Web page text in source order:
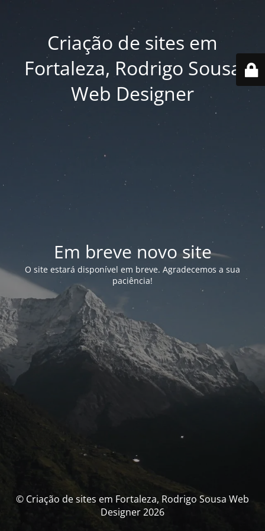
Criação de sites em
Fortaleza, Rodrigo Sousa
Web Designer
Em breve novo site
O site estará disponível em breve. Agradecemos a sua
paciência!
© Criação de sites em Fortaleza, Rodrigo Sousa Web
Designer 2026